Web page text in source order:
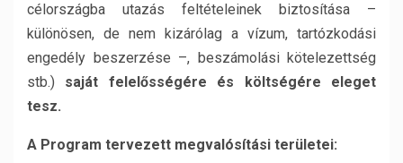
célországba utazás feltételeinek biztosítása –
különösen, de nem kizárólag a vízum, tartózkodási
engedély beszerzése –, beszámolási kötelezettség
stb.) saját felelősségére és költségére eleget
tesz.
A Program tervezett megvalósítási területei: